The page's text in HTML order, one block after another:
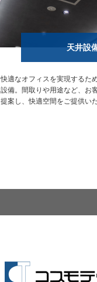
天井設
快適なオフィスを実現するた
設備。間取りや用途など、お
提案し、快適空間をご提供い